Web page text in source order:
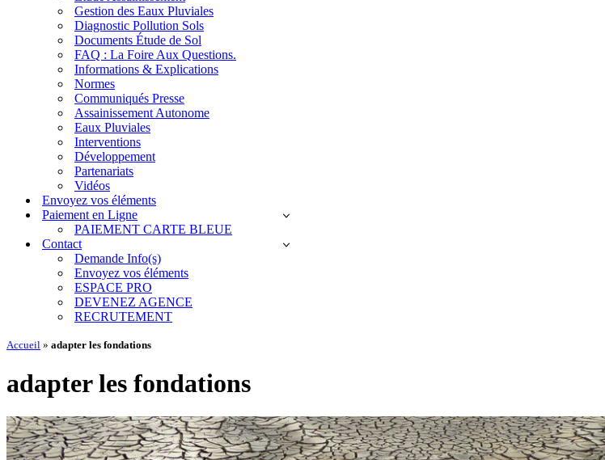
Gestion des Eaux Pluviales
Diagnostic Pollution Sols
Documents Étude de Sol
FAQ : La Foire Aux Questions.
Informations & Explications
Normes
Communiqués Presse
Assainissement Autonome
Eaux Pluviales
Interventions
Développement
Partenariats
Vidéos
Envoyez vos éléments
Paiement en Ligne
PAIEMENT CARTE BLEUE
Contact
Demande Info(s)
Envoyez vos éléments
ESPACE PRO
DEVENEZ AGENCE
RECRUTEMENT
Accueil » adapter les fondations
adapter les fondations